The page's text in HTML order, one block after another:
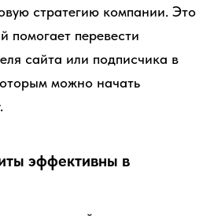
стратегию компании. Это
помогает перевести
сайта или подписчика в
можно начать
эффективны в